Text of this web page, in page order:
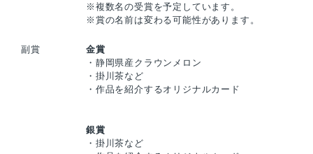
※複数名の受賞を予定しています。
※賞の名前は変わる可能性があります。
副賞
金賞
・静岡県産クラウンメロン
・掛川茶など
・作品を紹介するオリジナルカード
銀賞
・掛川茶など